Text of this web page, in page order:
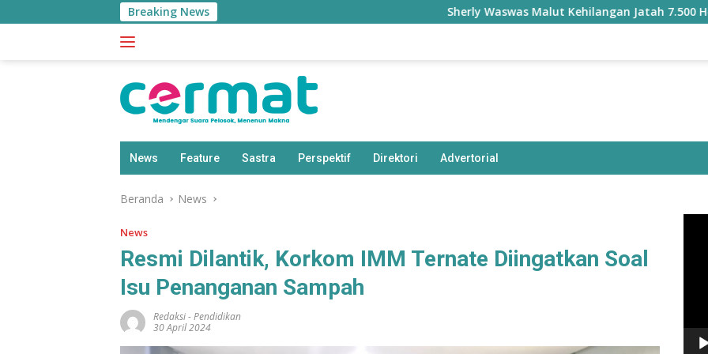
ke
Breaking News Sherly Waswas Malut Kehilangan Jatah 7.500 Hektare
News Feature Sastra Perspektif Direktori Advertorial
Beranda News
News
Resmi Dilantik, Korkom IMM Ternate Diingatkan Soal
Isu Penanganan Sampah
Redaksi-Pendidikan
30 April 2024